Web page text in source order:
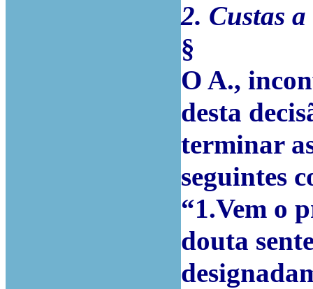
2. Custas
§
O A.,
desta
terminar
seguintes
“1.Vem o
douta